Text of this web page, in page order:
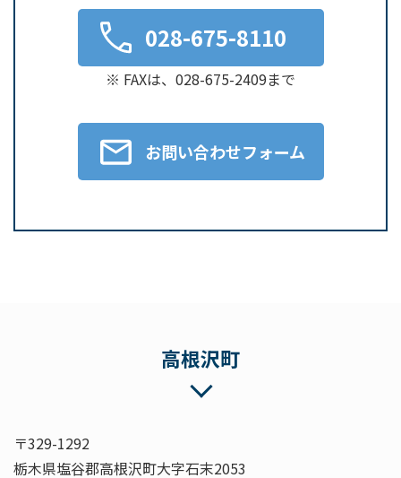
028-675-8110
※ FAXは、028-675-2409まで
お問い合わせフォーム
高根沢町
〒329-1292
栃木県塩谷郡高根沢町大字石末2053